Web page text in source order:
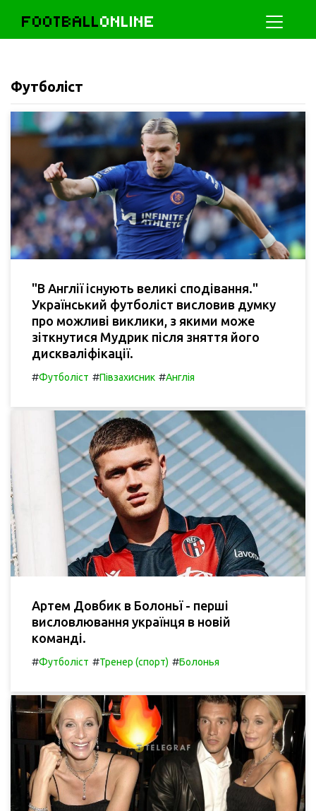
FOOTBALLONLINE
Футболіст
"В Англії існують великі сподівання."
Український футболіст висловив думку
про можливі виклики, з якими може
зіткнутися Мудрик після зняття його
дискваліфікації.
#Футболіст #Півзахисник #Англія
Артем Довбик в Болоньї - перші
висловлювання українця в новій
команді.
#Футболіст #Тренер (спорт) #Болонья